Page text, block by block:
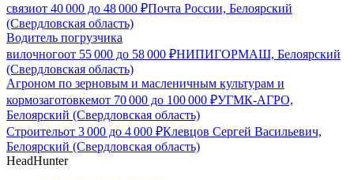
связиот 40 000 до 48 000 ₽Почта России, Белоярский
(Свердловская область)
Водитель погрузчика
вилочногоот 55 000 до 58 000 ₽НИПИГОРМАШ, Белоярский
(Свердловская область)
Агроном по зерновым и масленичным культурам и
кормозаготовкемот 70 000 до 100 000 ₽УГМК-АГРО,
Белоярский (Свердловская область)
Строительот 3 000 до 4 000 ₽Клевцов Сергей Васильевич,
Белоярский (Свердловская область)
HeadHunter